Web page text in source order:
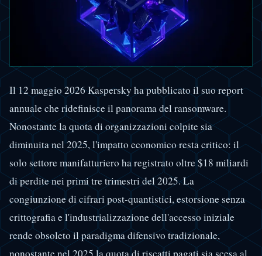
Il 12 maggio 2026 Kaspersky ha pubblicato il suo report
annuale che ridefinisce il panorama del ransomware.
Nonostante la quota di organizzazioni colpite sia
diminuita nel 2025, l'impatto economico resta critico: il
solo settore manifatturiero ha registrato oltre $18 miliardi
di perdite nei primi tre trimestri del 2025. La
congiunzione di cifrari post-quantistici, estorsione senza
crittografia e l'industrializzazione dell'accesso iniziale
rende obsoleto il paradigma difensivo tradizionale,
nonostante nel 2025 la quota di riscatti pagati sia scesa al